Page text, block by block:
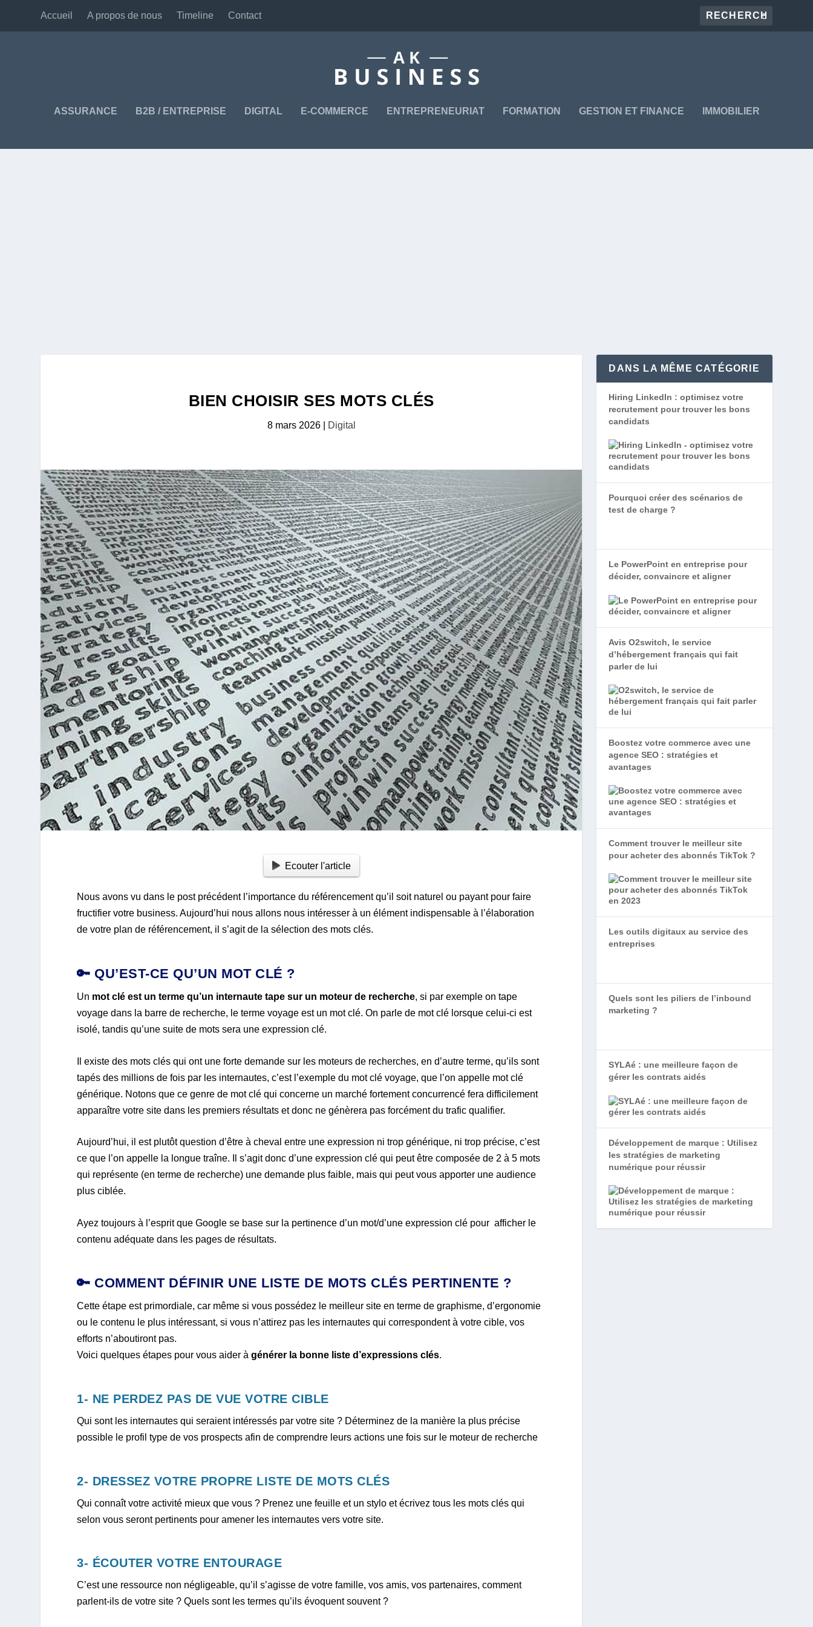
Accueil A propos de nous Timeline Contact
ASSURANCE B2B / ENTREPRISE DIGITAL E-COMMERCE ENTREPRENEURIAT FORMATION GESTION ET FINANCE IMMOBILIER
BIEN CHOISIR SES MOTS CLÉS
8 mars 2026| Digital
Ecouter l'article
Nous avons vu dans le post précédent l’importance du référencement qu’il soit naturel ou payant pour faire
fructifier votre business. Aujourd’hui nous allons nous intéresser à un élément indispensable à l’élaboration
de votre plan de référencement, il s’agit de la sélection des mots clés.
🔑 QU’EST-CE QU’UN MOT CLÉ ?
Un mot clé est un terme qu’un internaute tape sur un moteur de recherche, si par exemple on tape
voyage dans la barre de recherche, le terme voyage est un mot clé.On parle de mot clé lorsque celui-ci est
isolé, tandis qu’une suite de mots sera une expression clé.
Il existe des mots clés qui ont une forte demande sur les moteurs de recherches, en d’autre terme, qu’ils sont
tapés des millions de fois par les internautes, c’est l’exemple du mot clé voyage, que l’on appelle mot clé
générique. Notons que ce genre de mot clé qui concerne un marché fortement concurrencé fera difficilement
apparaître votre site dans les premiers résultats et donc ne génèrera pas forcément du trafic qualifier.
Aujourd’hui, il est plutôt question d’être à cheval entre une expression ni trop générique, ni trop précise, c’est
ce que l’on appelle la longue traîne. Il s’agit donc d’une expression clé qui peut être composée de 2 à 5 mots
qui représente (en terme de recherche) une demande plus faible, mais qui peut vous apporter une audience
plus ciblée.
Ayez toujours à l’esprit que Google se base sur la pertinence d’un mot/d’une expression clé pour afficher le
contenu adéquate dans les pages de résultats.
🔑 COMMENT DÉFINIR UNE LISTE DE MOTS CLÉS PERTINENTE ?
Cette étape est primordiale, car même si vous possédez le meilleur site en terme de graphisme, d’ergonomie
ou le contenu le plus intéressant, si vous n’attirez pas les internautes qui correspondent à votre cible, vos
efforts n’aboutiront pas.
Voici quelques étapes pour vous aider àgénérer la bonne liste d’expressions clés.
1- NE PERDEZ PAS DE VUE VOTRE CIBLE
Qui sont les internautes qui seraient intéressés par votre site ? Déterminez de la manière la plus précise
possible le profil type de vos prospects afin de comprendre leurs actions une fois sur le moteur de recherche
2- DRESSEZ VOTRE PROPRE LISTE DE MOTS CLÉS
Qui connaît votre activité mieux que vous ? Prenez une feuille et un stylo et écrivez tous les mots clés qui
selon vous seront pertinents pour amener les internautes vers votre site.
3- ÉCOUTER VOTRE ENTOURAGE
C’est une ressource non négligeable, qu’il s’agisse de votre famille, vos amis, vos partenaires, comment
parlent-ils de votre site ? Quels sont les termes qu’ils évoquent souvent ?
DANS LA MÊME CATÉGORIE
Hiring LinkedIn : optimisez votre
recrutement pour trouver les bons
candidats
Pourquoi créer des scénarios de
test de charge ?
Le PowerPoint en entreprise pour
décider, convaincre et aligner
Avis O2switch, le service
d’hébergement français qui fait
parler de lui
Boostez votre commerce avec une
agence SEO : stratégies et
avantages
Comment trouver le meilleur site
pour acheter des abonnés TikTok ?
Les outils digitaux au service des
entreprises
Quels sont les piliers de l’inbound
marketing ?
SYLAé : une meilleure façon de
gérer les contrats aidés
Développement de marque : Utilisez
les stratégies de marketing
numérique pour réussir